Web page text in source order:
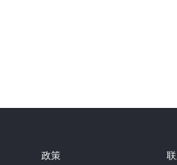
政策